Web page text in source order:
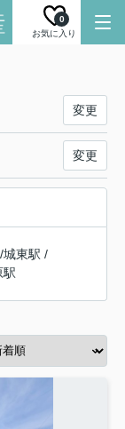
お気に入り
0
変更
変更
/城東駅 /
駅